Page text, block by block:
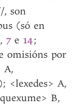
, son
(só en
,7 e 14;
omisións por
A,
<lexedes> A,
B,